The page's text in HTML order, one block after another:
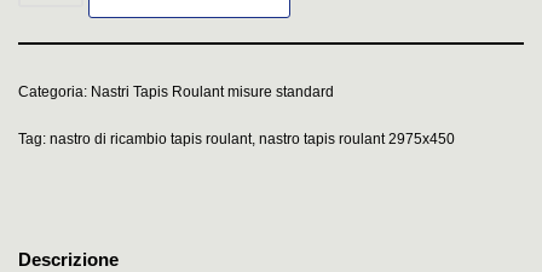
Categoria: Nastri Tapis Roulant misure standard
Tag: nastro di ricambio tapis roulant, nastro tapis roulant 2975x450
Descrizione